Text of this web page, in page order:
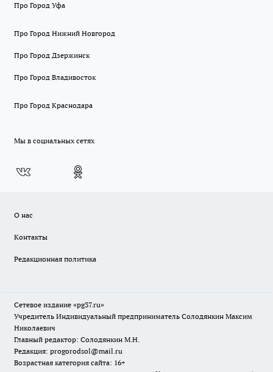
Про Город Уфа
Про Город Нижний Новгород
Про Город Дзержинск
Про Город Владивосток
Про Город Краснодара
Мы в социальных сетях
О нас
Контакты
Редакционная политика
Сетевое издание «pg37.ru»
Учредитель Индивидуальный предприниматель Солодянкин Максим
Николаевич
Главный редактор: Солодянкин М.Н.
Редакция: progorodsol@mail.ru
Возрастная категория сайта: 16+